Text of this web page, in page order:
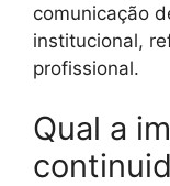
comunicação
institucional,
profissional.
Qual a